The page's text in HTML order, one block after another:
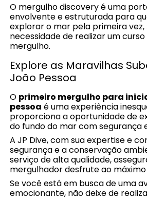
O mergulho discovery é uma
envolvente e estruturada para
explorar o mar pela primeira vez,
necessidade de realizar um
mergulho.
Explore as Maravilhas
João Pessoa
O primeiro mergulho para
pessoa é uma experiência
proporciona a oportunidade de
do fundo do mar com segurança
A JP Dive, com sua expertise e
segurança e a conservação
serviço de alta qualidade,
mergulhador desfrute ao
Se você está em busca de uma
emocionante, não deixe de